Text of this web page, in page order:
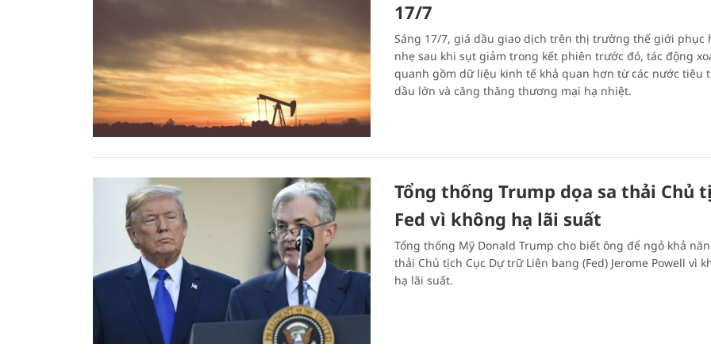
17/7
Sáng 17/7, giá dầu giao dịch trên thị trường thế giới phục
nhẹ sau khi sụt giảm trong kết phiên trước đó, tác động
quanh gồm dữ liệu kinh tế khả quan hơn từ các nước tiêu
dầu lớn và căng thăng thương mại hạ nhiệt.
Tổng thống Trump dọa sa thải Chủ
Fed vì không hạ lãi suất
Tổng thống Mỹ Donald Trump cho biết ông để ngỏ khả
thải Chủ tịch Cục Dự trữ Liên bang (Fed) Jerome Powell vì
hạ lãi suất.